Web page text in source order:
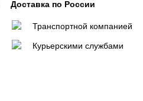
Доставка по России
Транспортной компанией
Курьерскими службами